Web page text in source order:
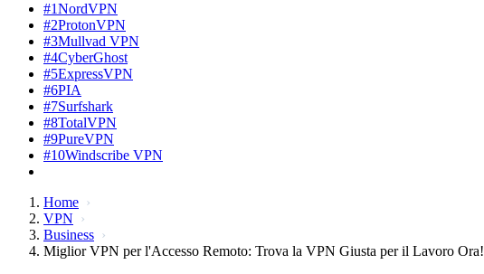
#1NordVPN
#2ProtonVPN
#3Mullvad VPN
#4CyberGhost
#5ExpressVPN
#6PIA
#7Surfshark
#8TotalVPN
#9PureVPN
#10Windscribe VPN
Home
VPN
Business
Miglior VPN per l'Accesso Remoto: Trova la VPN Giusta per il Lavoro Ora!